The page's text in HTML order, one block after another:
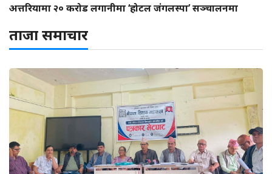
अत्तरियामा २० करोड लगानीमा ‘होटल जंगलस्पा’ सञ्चालनमा
ताजा समाचार